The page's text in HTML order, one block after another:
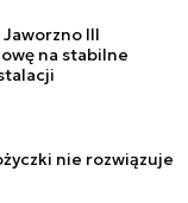
III
na stabilne
nie rozwiązuje